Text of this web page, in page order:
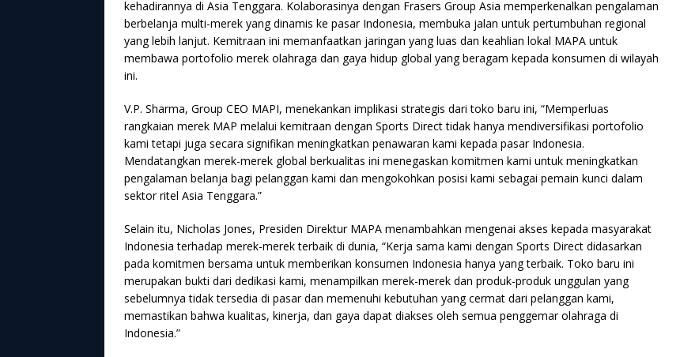
kehadirannya di Asia Tenggara. Kolaborasinya dengan Frasers Group Asia memperkenalkan pengalaman
berbelanja multi-merek yang dinamis ke pasar Indonesia, membuka jalan untuk pertumbuhan regional
yang lebih lanjut. Kemitraan ini memanfaatkan jaringan yang luas dan keahlian lokal MAPA untuk
membawa portofolio merek olahraga dan gaya hidup global yang beragam kepada konsumen di wilayah
ini.
V.P. Sharma, Group CEO MAPI, menekankan implikasi strategis dari toko baru ini, “Memperluas
rangkaian merek MAP melalui kemitraan dengan Sports Direct tidak hanya mendiversifikasi portofolio
kami tetapi juga secara signifikan meningkatkan penawaran kami kepada pasar Indonesia.
Mendatangkan merek-merek global berkualitas ini menegaskan komitmen kami untuk meningkatkan
pengalaman belanja bagi pelanggan kami dan mengokohkan posisi kami sebagai pemain kunci dalam
sektor ritel Asia Tenggara.”
Selain itu, Nicholas Jones, Presiden Direktur MAPA menambahkan mengenai akses kepada masyarakat
Indonesia terhadap merek-merek terbaik di dunia, “Kerja sama kami dengan Sports Direct didasarkan
pada komitmen bersama untuk memberikan konsumen Indonesia hanya yang terbaik. Toko baru ini
merupakan bukti dari dedikasi kami, menampilkan merek-merek dan produk-produk unggulan yang
sebelumnya tidak tersedia di pasar dan memenuhi kebutuhan yang cermat dari pelanggan kami,
memastikan bahwa kualitas, kinerja, dan gaya dapat diakses oleh semua penggemar olahraga di
Indonesia.”